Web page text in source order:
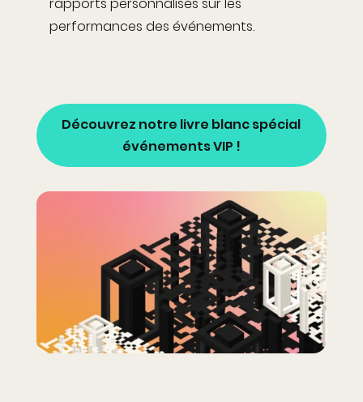
rapports personnalisés sur les
performances des événements.
Découvrez notre livre blanc spécial
événements VIP !